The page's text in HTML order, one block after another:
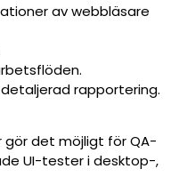
av webbläsare
rapportering.
det möjligt för QA-
UI-tester i desktop-,